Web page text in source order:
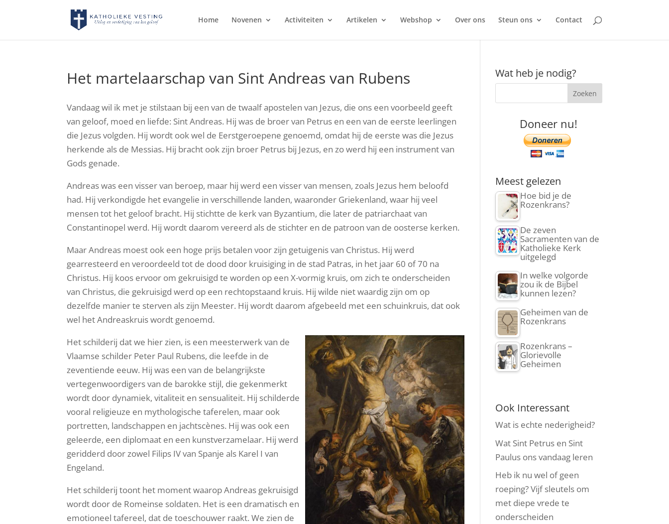
Home Novenen Activiteiten Artikelen Webshop Over ons Steun ons Contact
Het martelaarschap van Sint Andreas van Rubens
Vandaag wil ik met je stilstaan bij een van de twaalf apostelen van Jezus, die ons een voorbeeld geeft
van geloof, moed en liefde: Sint Andreas. Hij was de broer van Petrus en een van de eerste leerlingen
die Jezus volgden. Hij wordt ook wel de Eerstgeroepene genoemd, omdat hij de eerste was die Jezus
herkende als de Messias. Hij bracht ook zijn broer Petrus bij Jezus, en zo werd hij een instrument van
Gods genade.
Andreas was een visser van beroep, maar hij werd een visser van mensen, zoals Jezus hem beloofd
had. Hij verkondigde het evangelie in verschillende landen, waaronder Griekenland, waar hij veel
mensen tot het geloof bracht. Hij stichtte de kerk van Byzantium, die later de patriarchaat van
Constantinopel werd. Hij wordt daarom vereerd als de stichter en de patroon van de oosterse kerken.
Maar Andreas moest ook een hoge prijs betalen voor zijn getuigenis van Christus. Hij werd
gearresteerd en veroordeeld tot de dood door kruisiging in de stad Patras, in het jaar 60 of 70 na
Christus. Hij koos ervoor om gekruisigd te worden op een X-vormig kruis, om zich te onderscheiden
van Christus, die gekruisigd werd op een rechtopstaand kruis. Hij wilde niet waardig zijn om op
dezelfde manier te sterven als zijn Meester. Hij wordt daarom afgebeeld met een schuinkruis, dat ook
wel het Andreaskruis wordt genoemd.
Het schilderij dat we hier zien, is een meesterwerk van de
Vlaamse schilder Peter Paul Rubens, die leefde in de
zeventiende eeuw. Hij was een van de belangrijkste
vertegenwoordigers van de barokke stijl, die gekenmerkt
wordt door dynamiek, vitaliteit en sensualiteit. Hij schilderde
vooral religieuze en mythologische taferelen, maar ook
portretten, landschappen en jachtscènes. Hij was ook een
geleerde, een diplomaat en een kunstverzamelaar. Hij werd
geridderd door zowel Filips IV van Spanje als Karel I van
Engeland.
Het schilderij toont het moment waarop Andreas gekruisigd
wordt door de Romeinse soldaten. Het is een dramatisch en
emotioneel tafereel, dat de toeschouwer raakt. We zien de
Wat heb je nodig?
Doneer nu!
Meest gelezen
Hoe bid je de
Rozenkrans?
De zeven
Sacramenten van de
Katholieke Kerk
uitgelegd
In welke volgorde
zou ik de Bijbel
kunnen lezen?
Geheimen van de
Rozenkrans
Rozenkrans –
Glorievolle
Geheimen
Ook Interessant
Wat is echte nederigheid?
Wat Sint Petrus en Sint
Paulus ons vandaag leren
Heb ik nu wel of geen
roeping? Vijf sleutels om
met diepe vrede te
onderscheiden